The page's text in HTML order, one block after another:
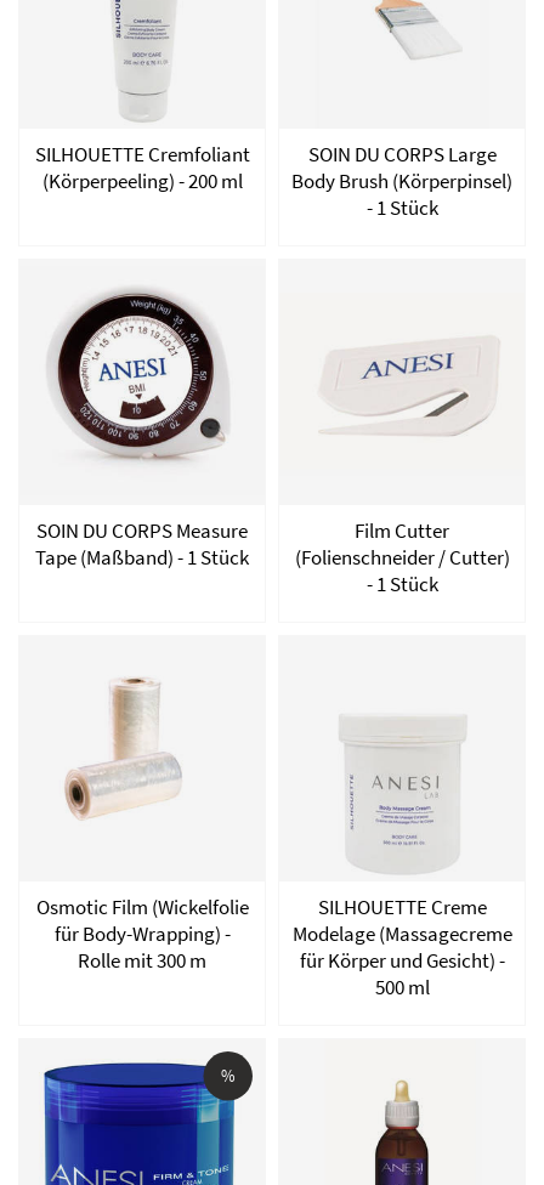
SILHOUETTE Cremfoliant
(Körperpeeling) - 200 ml
SOIN DU CORPS Large
Body Brush (Körperpinsel)
- 1 Stück
SOIN DU CORPS Measure
Tape (Maßband) - 1 Stück
Film Cutter
(Folienschneider / Cutter)
- 1 Stück
Osmotic Film (Wickelfolie
für Body-Wrapping) -
Rolle mit 300 m
SILHOUETTE Creme
Modelage (Massagecreme
für Körper und Gesicht) -
500 ml
%